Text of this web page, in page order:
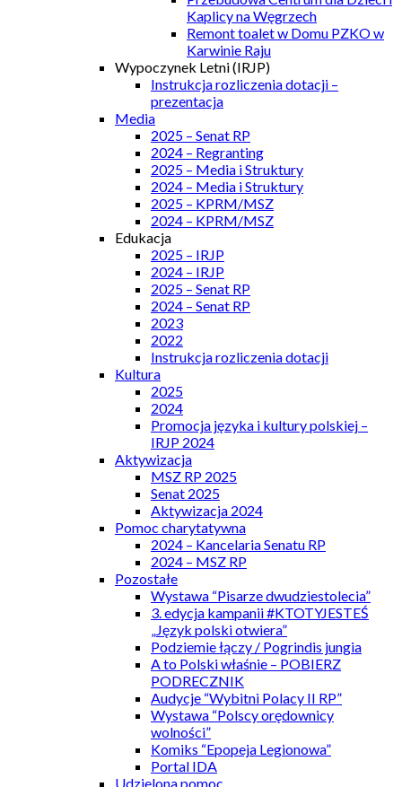
Kaplicy na Węgrzech
Remont toalet w Domu PZKO w
Karwinie Raju
Wypoczynek Letni (IRJP)
Instrukcja rozliczenia dotacji –
prezentacja
Media
2025 – Senat RP
2024 – Regranting
2025 – Media i Struktury
2024 – Media i Struktury
2025 – KPRM/MSZ
2024 – KPRM/MSZ
Edukacja
2025 – IRJP
2024 – IRJP
2025 – Senat RP
2024 – Senat RP
2023
2022
Instrukcja rozliczenia dotacji
Kultura
2025
2024
Promocja języka i kultury polskiej –
IRJP 2024
Aktywizacja
MSZ RP 2025
Senat 2025
Aktywizacja 2024
Pomoc charytatywna
2024 – Kancelaria Senatu RP
2024 – MSZ RP
Pozostałe
Wystawa “Pisarze dwudziestolecia”
3. edycja kampanii #KTOTYJESTEŚ
„Język polski otwiera”
Podziemie łączy / Pogrindis jungia
A to Polski właśnie – POBIERZ
PODRECZNIK
Audycje “Wybitni Polacy II RP”
Wystawa “Polscy orędownicy
wolności”
Komiks “Epopeja Legionowa”
Portal IDA
Udzielona pomoc